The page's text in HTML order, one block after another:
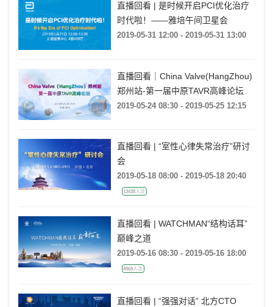
直播回看 | 是时候开启PCI优化治疗
时代啦！——雅培午间卫星会
2019-05-31 12:00 - 2019-05-31 13:00
直播回看｜China Valve(HangZhou)
郑州站-第一届中原TAVR高峰论坛
2019-05-24 08:30 - 2019-05-25 12:15
直播回看 | “室性心律失常治疗”研讨
会
2019-05-18 08:00 - 2019-05-18 20:40
13438人次
直播回看 | WATCHMAN“结构话耳”
巅峰之道
2019-05-16 08:30 - 2019-05-16 18:00
4969人次
直播回看 | “强强对话” 北方CTO